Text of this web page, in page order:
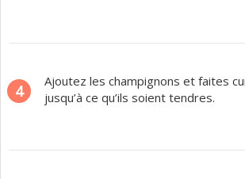
4
Ajoutez les champignons et faites
jusqu’à ce qu’ils soient tendres.